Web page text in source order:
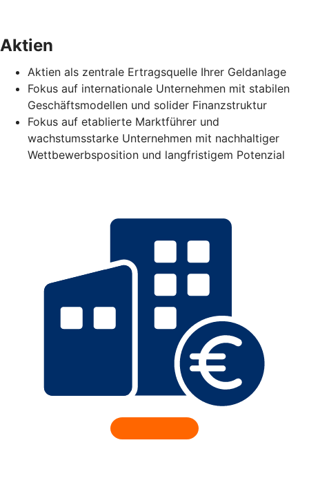
Aktien
Aktien als zentrale Ertragsquelle Ihrer Geldanlage
Fokus auf internationale Unternehmen mit stabilen
Geschäftsmodellen und solider Finanzstruktur
Fokus auf etablierte Marktführer und
wachstumsstarke Unternehmen mit nachhaltiger
Wettbewerbsposition und langfristigem Potenzial